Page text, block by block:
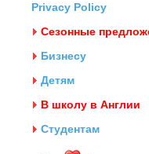
Privacy Policy
Сезонные
Бизнесу
Детям
В школу в Англии
Студентам